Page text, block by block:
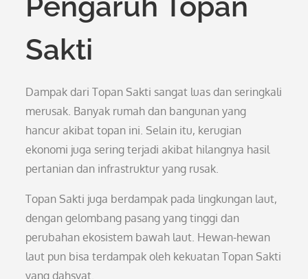
Sakti
Dampak dari Topan Sakti sangat luas dan seringkali
merusak. Banyak rumah dan bangunan yang
hancur akibat topan ini. Selain itu, kerugian
ekonomi juga sering terjadi akibat hilangnya hasil
pertanian dan infrastruktur yang rusak.
Topan Sakti juga berdampak pada lingkungan laut,
dengan gelombang pasang yang tinggi dan
perubahan ekosistem bawah laut. Hewan-hewan
laut pun bisa terdampak oleh kekuatan Topan Sakti
yang dahsyat.